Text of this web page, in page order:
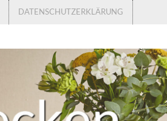
DATENSCHUTZERKLÄRUNG